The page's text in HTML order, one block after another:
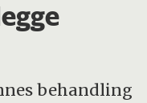
behandling